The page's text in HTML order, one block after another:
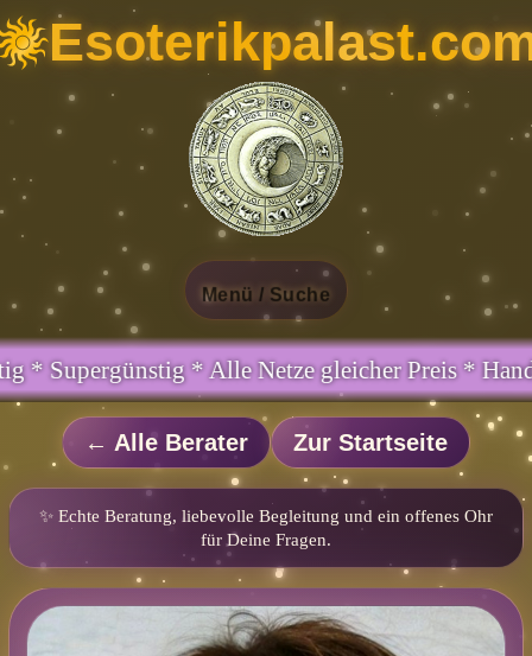
Menü / Suche
Preis * Handy und Festnetz gleicher Preis *
← Alle Berater Zur Startseite
✨ Echte Beratung, liebevolle Begleitung und ein offenes Ohr
für Deine Fragen.